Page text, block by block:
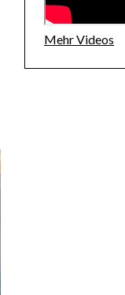
Mehr Videos